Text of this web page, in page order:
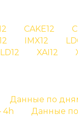
CAKE12
IMX12
XAI12
Данные по
4h
Данные